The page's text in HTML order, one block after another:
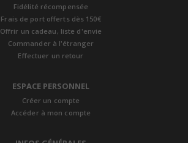
Fidélité récompensée
Frais de port offerts dès 150€
Offrir un cadeau, liste d'envie
Commander à l'étranger
Effectuer un retour
ESPACE PERSONNEL
Créer un compte
Accéder à mon compte